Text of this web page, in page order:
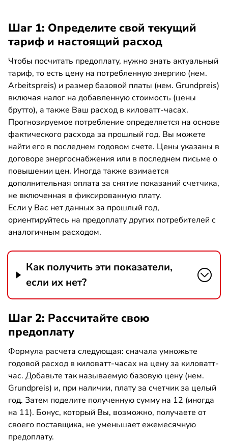
Шаг 1: Определите свой текущий
тариф и настоящий расход
Чтобы посчитать предоплату, нужно знать актуальный
тариф, то есть цену на потребленную энергию (нем.
Arbeitspreis) и размер базовой платы (нем. Grundpreis)
включая налог на добавленную стоимость (цены
брутто), а также Ваш расход в киловатт-часах.
Прогнозируемое потребление определяется на основе
фактического расхода за прошлый год. Вы можете
найти его в последнем годовом счете. Цены указаны в
договоре энергоснабжения или в последнем письме о
повышении цен. Иногда также взимается
дополнительная оплата за снятие показаний счетчика,
не включенная в фиксированную плату.
Если у Вас нет данных за прошлый год,
ориентируйтесь на предоплату других потребителей с
аналогичным расходом.
Как получить эти показатели,
если их нет?
Шаг 2: Рассчитайте свою
предоплату
Формула расчета следующая: сначала умножьте
годовой расход в киловатт-часах на цену за киловатт-
час. Добавьте так называемую базовую цену (нем.
Grundpreis) и, при наличии, плату за счетчик за целый
год. Затем поделите полученную сумму на 12 (иногда
на 11). Бонус, который Вы, возможно, получаете от
своего поставщика, не уменьшает ежемесячную
предоплату.